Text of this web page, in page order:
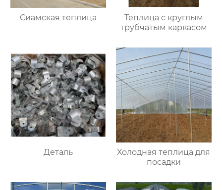
Сиамская теплица
Теплица с круглым
трубчатым каркасом
Деталь
Холодная теплица для
посадки